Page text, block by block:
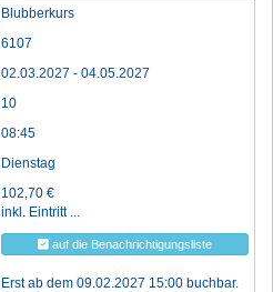
Blubberkurs
6107
02.03.2027 - 04.05.2027
10
08:45
Dienstag
102,70 €
inkl. Eintritt ...
auf die Benachrichtigungsliste
Erst ab dem 09.02.2027 15:00 buchbar.